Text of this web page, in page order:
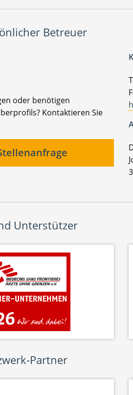
Betreuer
oder benötigen
Kontaktieren Sie
Unterstützer
Partner